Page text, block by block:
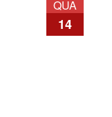
QUA
14